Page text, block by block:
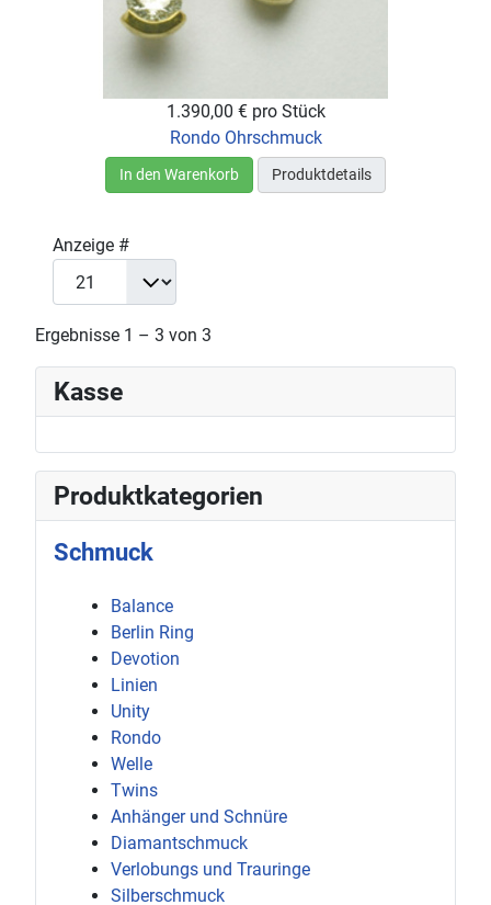
1.390,00 € pro Stück
Rondo Ohrschmuck
In den Warenkorb Produktdetails
Anzeige #
Ergebnisse 1 – 3 von 3
Kasse
Produktkategorien
Schmuck
Balance
Berlin Ring
Devotion
Linien
Unity
Rondo
Welle
Twins
Anhänger und Schnüre
Diamantschmuck
Verlobungs und Trauringe
Silberschmuck